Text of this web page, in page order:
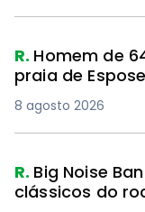
R. Homem de
praia de
8 agosto 2026
R. Big Noise
clássicos do